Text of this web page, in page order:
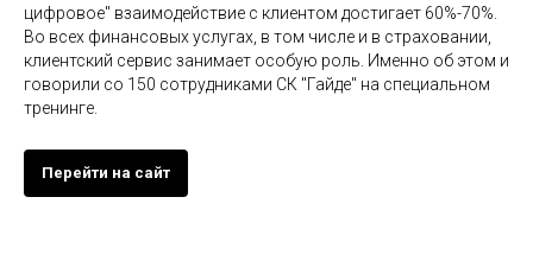
цифровое" взаимодействие с клиентом достигает 60%-70%.
Во всех финансовых услугах, в том числе и в страховании,
клиентский сервис занимает особую роль. Именно об этом и
говорили со 150 сотрудниками СК "Гайде" на специальном
тренинге.
Перейти на сайт